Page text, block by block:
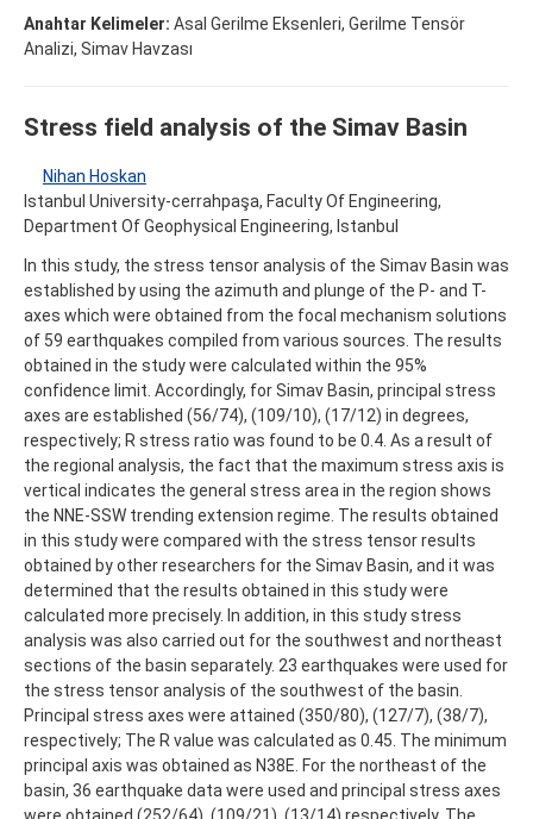
Anahtar Kelimeler: Asal Gerilme Eksenleri, Gerilme Tensör
Analizi, Simav Havzası
Stress field analysis of the Simav Basin
Nihan Hoskan
Istanbul University-cerrahpaşa, Faculty Of Engineering,
Department Of Geophysical Engineering, Istanbul
In this study, the stress tensor analysis of the Simav Basin was
established by using the azimuth and plunge of the P- and T-
axes which were obtained from the focal mechanism solutions
of 59 earthquakes compiled from various sources. The results
obtained in the study were calculated within the 95%
confidence limit. Accordingly, for Simav Basin, principal stress
axes are established (56/74), (109/10), (17/12) in degrees,
respectively; R stress ratio was found to be 0.4. As a result of
the regional analysis, the fact that the maximum stress axis is
vertical indicates the general stress area in the region shows
the NNE-SSW trending extension regime. The results obtained
in this study were compared with the stress tensor results
obtained by other researchers for the Simav Basin, and it was
determined that the results obtained in this study were
calculated more precisely. In addition, in this study stress
analysis was also carried out for the southwest and northeast
sections of the basin separately. 23 earthquakes were used for
the stress tensor analysis of the southwest of the basin.
Principal stress axes were attained (350/80), (127/7), (38/7),
respectively; The R value was calculated as 0.45. The minimum
principal axis was obtained as N38E. For the northeast of the
basin, 36 earthquake data were used and principal stress axes